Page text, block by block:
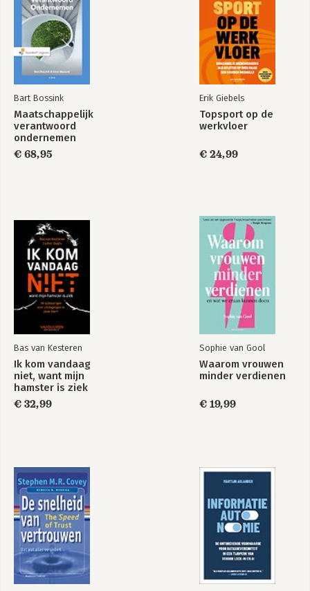
hardlopen over lange afstanden.
Circular Innovation
and Sustainable
Entrepreneurship
Regie over
innovatie
Maatschappelijk
verantwoord
ondernemen
Bekijk alle boeken
Bart Bossink
Maatschappelijk
verantwoord
ondernemen
€ 68,95
Erik Giebels
Topsport op de
werkvloer
€ 24,99
Bas van Kesteren
Ik kom vandaag
niet, want mijn
hamster is ziek
€ 32,99
Sophie van Gool
Waarom vrouwen
minder verdienen
€ 19,99